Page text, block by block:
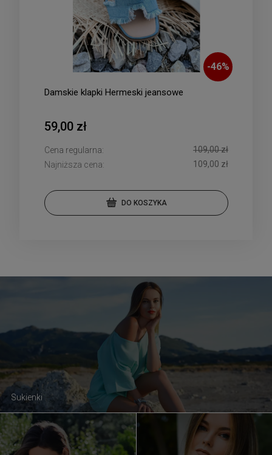
-46%
Damskie klapki Hermeski jeansowe
59,00 zł
Cena regularna:
109,00 zł
Najniższa cena:
109,00 zł
DO KOSZYKA
Sukienki